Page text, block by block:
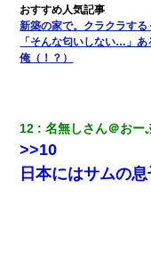
義兄嫁が義実家で「コ
さい」と言い出してド
夫に癌の余命宣告。そ
けた
新築の家で。クラクラす
「そんな匂いしない…」
俺（！？）
12 名無しさん＠おー
>>10
日本にはサムの